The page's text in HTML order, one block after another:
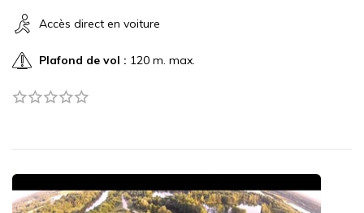
Accès direct en voiture
Plafond de vol : 120 m. max.